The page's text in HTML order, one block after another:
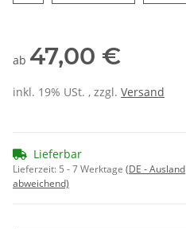
ab 47,00 €
inkl. 19% USt. , zzgl. Versand
Lieferbar
Lieferzeit: 5 - 7 Werktage (DE - Ausland
abweichend)